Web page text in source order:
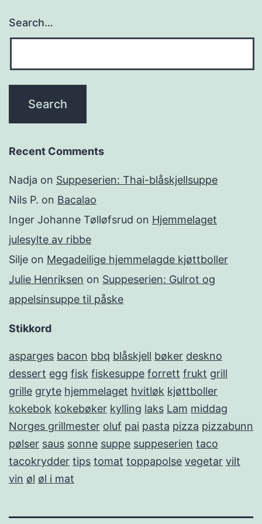
Search…
Recent Comments
Nadja on Suppeserien: Thai-blåskjellsuppe
Nils P. on Bacalao
Inger Johanne Tølløfsrud on Hjemmelaget
julesylte av ribbe
Silje on Megadeilige hjemmelagde kjøttboller
Julie Henriksen on Suppeserien: Gulrot og
appelsinsuppe til påske
Stikkord
asparges bacon bbq blåskjell bøker deskno
dessert egg fisk fiskesuppe forrett frukt grill
grille gryte hjemmelaget hvitløk kjøttboller
kokebok kokebøker kylling laks Lam middag
Norges grillmester oluf pai pasta pizza pizzabunn
pølser saus sonne suppe suppeserien taco
tacokrydder tips tomat toppapolse vegetar vilt
vin øl øl i mat